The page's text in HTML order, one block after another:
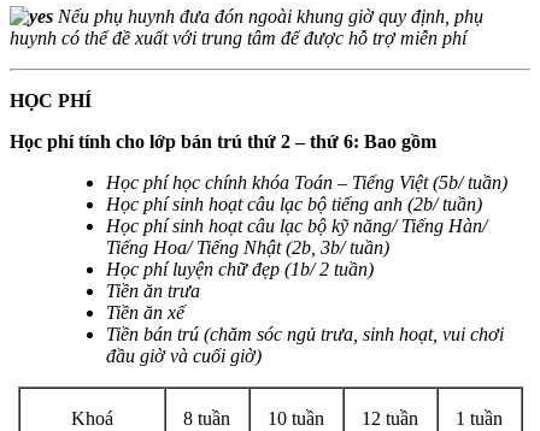
Nếu phụ huynh đưa đón ngoài khung giờ quy định, phụ
huynh có thể đề xuất với trung tâm để được hỗ trợ miễn phí
HỌC PHÍ
Học phí tính cho lớp bán trú thứ 2 – thứ 6: Bao gồm
Học phí học chính khóa Toán – Tiếng Việt (5b/ tuần)
Học phí sinh hoạt câu lạc bộ tiếng anh (2b/ tuần)
Học phí sinh hoạt câu lạc bộ kỹ năng/ Tiếng Hàn/
Tiếng Hoa/ Tiếng Nhật (2b, 3b/ tuần)
Học phí luyện chữ đẹp (1b/ 2 tuần)
Tiền ăn trưa
Tiền ăn xế
Tiền bán trú (chăm sóc ngủ trưa, sinh hoạt, vui chơi
đầu giờ và cuối giờ)
Khoá 8 tuần 10 tuần 12 tuần 1 tuần